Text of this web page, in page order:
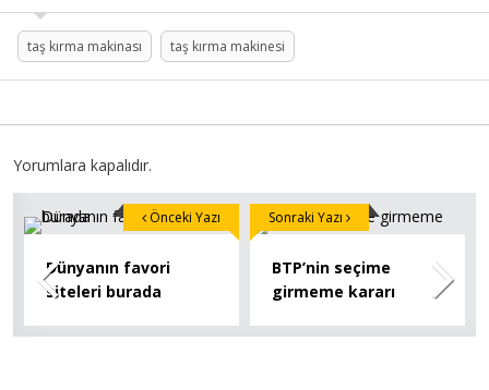
taş kırma makinası taş kırma makinesi
Yorumlara kapalıdır.
Dünyanın favori
siteleri burada
Önceki Yazı
BTP’nin seçime
girmeme kararı
Sonraki Yazı